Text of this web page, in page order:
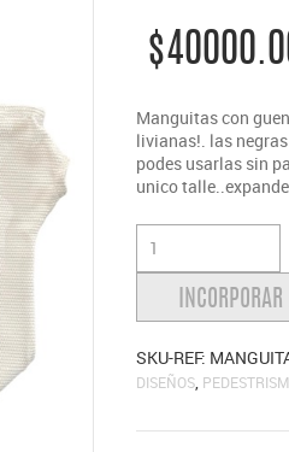
Manguitas con
livianas!. las
podes usarlas sin
unico
SKU-REF:
DISEÑOS,